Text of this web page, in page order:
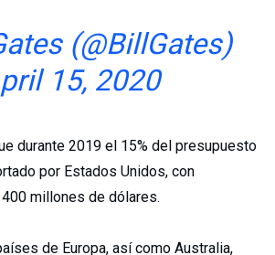
(@BillGates)
15, 2020
durante 2019 el 15% del presupuesto
por Estados Unidos, con
millones de dólares.
de Europa, así como Australia,